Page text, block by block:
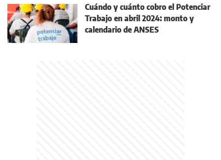
Cuándo y cuánto cobro el Potenciar
Trabajo en abril 2024: monto y
calendario de ANSES